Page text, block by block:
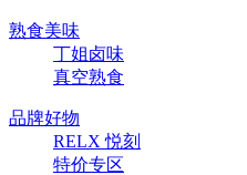
熟食美味
丁姐卤味
真空熟食
品牌好物
RELX 悦刻
特价专区